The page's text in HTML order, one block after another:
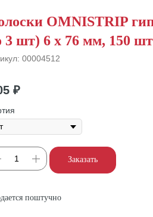
OMNISTRIP
3 шт) 6 х 76 мм, 150 шт
00004512
₽
Заказать
поштучно